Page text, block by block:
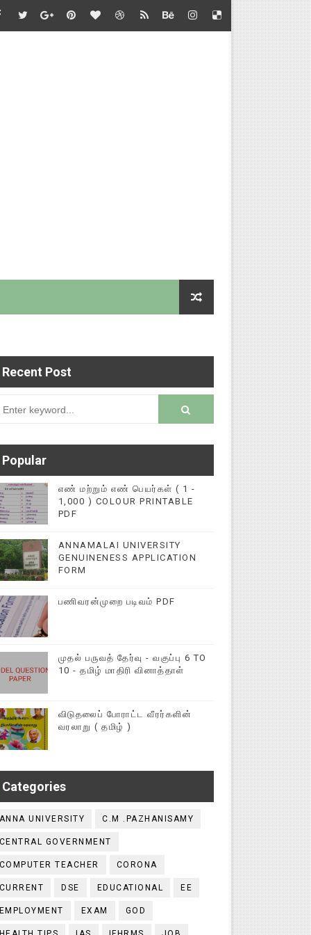
- வழிகாட்டி நெறிமுறைகள் சார்பு - தொடக்கக் கல்வி
சார்பு - பள்ளிக்கல்வி இயக்குநர் செயல்முறைகள்
- அறிவுரை வழங்குதல் சார்பு - தொடக்கக் கல்வி இயக்குநர்
விளக்கம்
என்ற எண்ணிற்கு WHATSAPP ல்
Recent Post
Popular
எண் மற்றும் எண் பெயர்கள் ( 1 -
1,000 ) COLOUR PRINTABLE
PDF
ANNAMALAI UNIVERSITY
GENUINENESS APPLICATION
FORM
பணிவரன்முறை படிவம் PDF
முதல் பருவத் தேர்வு - வகுப்பு 6 TO
10 - தமிழ் மாதிரி வினாத்தாள்
விடுதலைப் போராட்ட வீரர்களின்
வரலாறு ( தமிழ் )
Categories
ANNA UNIVERSITY C.M .PAZHANISAMY
CENTRAL GOVERNMENT
COMPUTER TEACHER CORONA
CURRENT DSE EDUCATIONAL EE
EMPLOYMENT EXAM GOD